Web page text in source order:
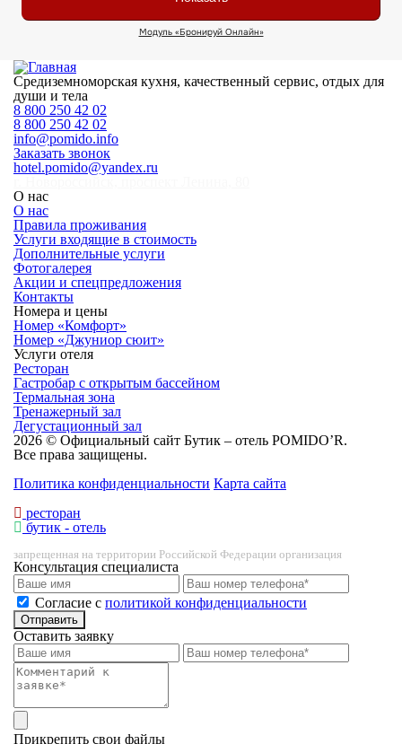
Средиземноморская кухня, качественный сервис, отдых для
души и тела
8 800 250 42 02
8 800 250 42 02
info@pomido.info
Заказать звонок
hotel.pomido@yandex.ru
О нас
О нас
Правила проживания
Услуги входящие в стоимость
Дополнительные услуги
Фотогалерея
Акции и спецпредложения
Контакты
Номера и цены
Номер «Комфорт»
Номер «Джуниор сюит»
Услуги отеля
Ресторан
Гастробар с открытым бассейном
Термальная зона
Тренажерный зал
Дегустационный зал
2026 © Официальный сайт Бутик – отель POMIDO’R.
Все права защищены.
Политика конфиденциальности Карта сайта
ресторан
бутик - отель
запрещенная на территории Российской Федерации организация
Консультация специалиста
Cогласие с политикой конфиденциальности
Отправить
Оставить заявку
Прикрепить свои файлы